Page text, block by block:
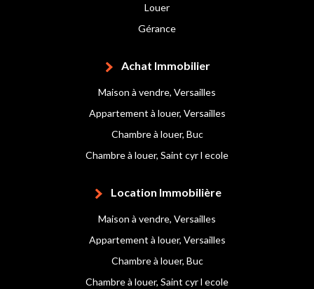
Louer
Gérance
Achat Immobilier
Maison à vendre, Versailles
Appartement à louer, Versailles
Chambre à louer, Buc
Chambre à louer, Saint cyr l ecole
Location Immobilière
Maison à vendre, Versailles
Appartement à louer, Versailles
Chambre à louer, Buc
Chambre à louer, Saint cyr l ecole